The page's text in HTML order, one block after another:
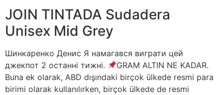
JOIN TINTADA Sudadera
Unisex Mid Grey
Шинкаренко Денис Я намагався виграти цей
джекпот 2 останні тижні.
GRAM ALTIN NE KADAR.
Buna ek olarak, ABD dışındaki birçok ülkede resmi para
birimi olarak kullanılırken, birçok ülkede de resmi